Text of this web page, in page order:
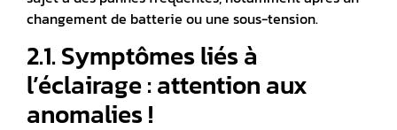
changement de batterie ou une sous-tension.
2.1. Symptômes liés à
l’éclairage : attention aux
anomalies !